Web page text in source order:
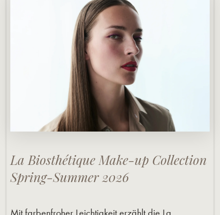
La Biosthétique Make-up Collection
Spring-Summer 2026